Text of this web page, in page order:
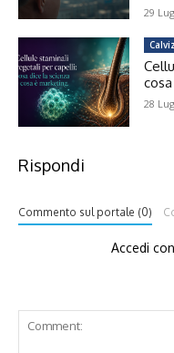
29
28
Rispondi
Commento sul portale (0)
Accedi